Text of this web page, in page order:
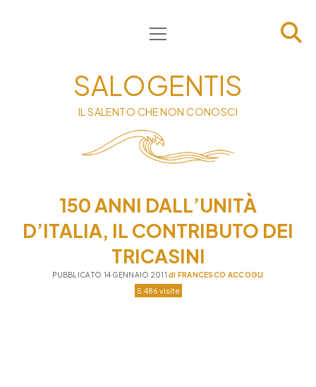
HOME
INFORMATIVA
CONTATTI
PRIVACY & COOKIE POLICY
apri
menu
SALOGENTIS
IL SALENTO CHE NON CONOSCI
150 ANNI DALL’UNITÀ
D’ITALIA, IL CONTRIBUTO DEI
TRICASINI
PUBBLICATO 14 GENNAIO 2011di FRANCESCO ACCOGLI
5.486 visite